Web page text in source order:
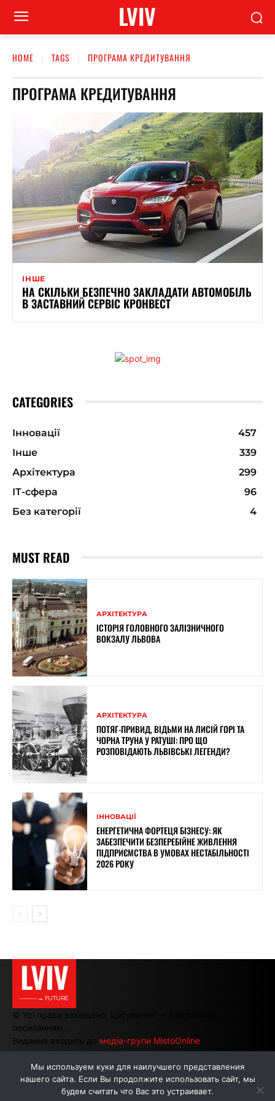
LVIV
HOME TAGS ПРОГРАМА КРЕДИТУВАННЯ
ПРОГРАМА КРЕДИТУВАННЯ
ІНШЕ
НА СКІЛЬКИ БЕЗПЕЧНО ЗАКЛАДАТИ АВТОМОБІЛЬ
В ЗАСТАВНИЙ СЕРВІС КРОНВЕСТ
CATEGORIES
Інновації
457
Інше
339
Архітектура
299
ІТ-сфера
96
Без категорії
4
MUST READ
АРХІТЕКТУРА
ІСТОРІЯ ГОЛОВНОГО ЗАЛІЗНИЧНОГО
ВОКЗАЛУ ЛЬВОВА
АРХІТЕКТУРА
ПОТЯГ-ПРИВИД, ВІДЬМИ НА ЛИСІЙ ГОРІ ТА
ЧОРНА ТРУНА У РАТУШІ: ПРО ЩО
РОЗПОВІДАЮТЬ ЛЬВІВСЬКІ ЛЕГЕНДИ?
ІННОВАЦІЇ
ЕНЕРГЕТИЧНА ФОРТЕЦЯ БІЗНЕСУ: ЯК
ЗАБЕЗПЕЧИТИ БЕЗПЕРЕБІЙНЕ ЖИВЛЕННЯ
ПІДПРИЄМСТВА В УМОВАХ НЕСТАБІЛЬНОСТІ
2026 РОКУ
LVIV
———→ FUTURE
© Усі права захищено. Цитування — з активним
посиланням.
Видання входить до медіа-групи MistoOnline
АВТОРИ РЕКЛАМА НА САЙТІ
Мы используем куки для наилучшего представления
нашего сайта. Если Вы продолжите использовать сайт, мы
будем считать что Вас это устраивает.